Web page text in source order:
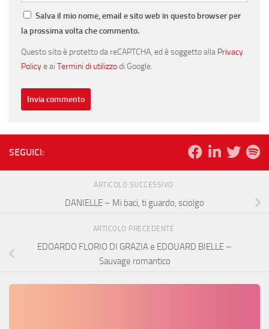
Salva il mio nome, email e sito web in questo browser per
la prossima volta che commento.
Questo sito è protetto da reCAPTCHA, ed è soggetto alla Privacy
Policye ai Termini di utilizzodi Google.
SEGUICI:
ARTICOLO SUCCESSIVO
DANIELLE – Mi baci, ti guardo, sciolgo
ARTICOLO PRECEDENTE
EDOARDO FLORIO DI GRAZIA e EDOUARD BIELLE –
Sauvage romantico